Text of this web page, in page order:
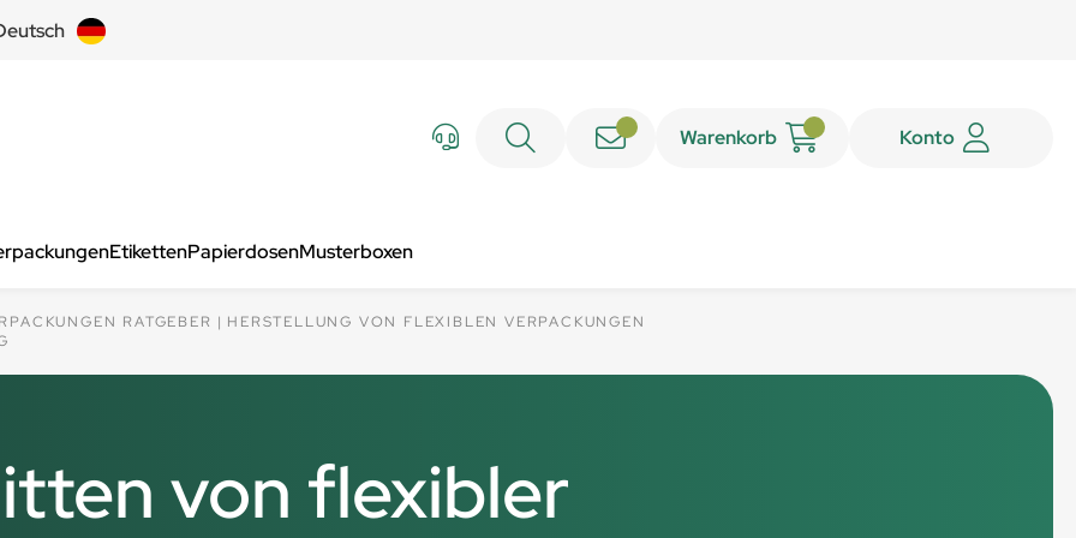
Warenkorb Konto
EtikettenPapierdosenMusterboxen
RATGEBER
HERSTELLUNG VON FLEXIBLEN VERPACKUNGEN
von flexibler